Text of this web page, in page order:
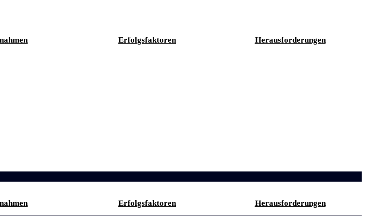
Erfolgsfaktoren Herausforderungen
Erfolgsfaktoren Herausforderungen